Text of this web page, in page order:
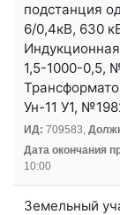
подстанция
6/0,4кВ, 630
1,5-1000-0,5,
Ун-11 У1,
ИД: 709583,
Дата окончания
10:00
Земельный